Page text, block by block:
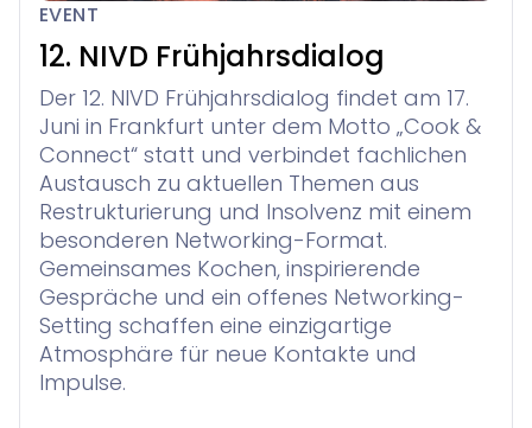
EVENT
12. NIVD Frühjahrsdialog
Der 12. NIVD Frühjahrsdialog findet am 17.
Juni in Frankfurt unter dem Motto „Cook &
Connect“ statt und verbindet fachlichen
Austausch zu aktuellen Themen aus
Restrukturierung und Insolvenz mit einem
besonderen Networking-Format.
Gemeinsames Kochen, inspirierende
Gespräche und ein offenes Networking-
Setting schaffen eine einzigartige
Atmosphäre für neue Kontakte und
Impulse.